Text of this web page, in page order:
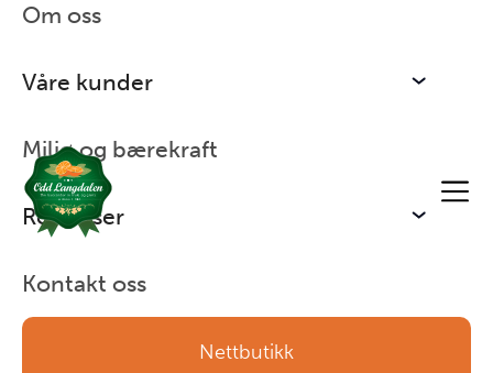
Om oss
Våre kunder
Miljø og bærekraft
Ressurser
Kontakt oss
Nettbutikk